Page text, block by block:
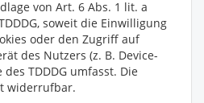
von Art. 6 Abs. 1 lit. a
soweit die Einwilligung
oder den Zugriff auf
des Nutzers (z. B. Device-
TDDDG umfasst. Die
widerrufbar.